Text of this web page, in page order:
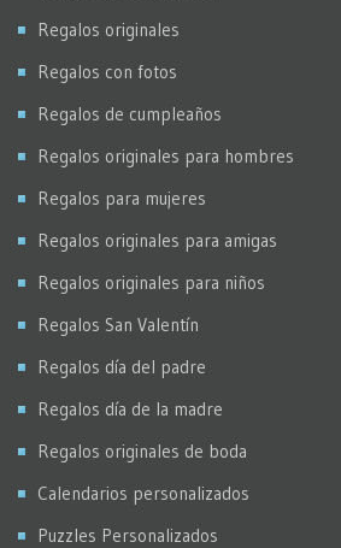
Regalos originales
Regalos con fotos
Regalos de cumpleaños
Regalos originales para hombres
Regalos para mujeres
Regalos originales para amigas
Regalos originales para niños
Regalos San Valentín
Regalos día del padre
Regalos día de la madre
Regalos originales de boda
Calendarios personalizados
Puzzles Personalizados